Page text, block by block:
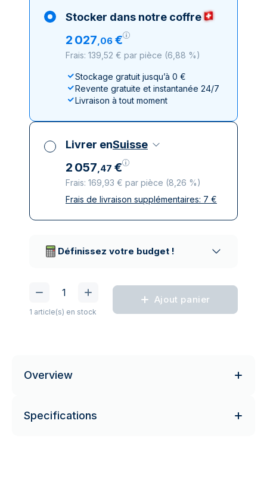
Stocker dans notre coffre
2 027,06 €
Frais: 139,52 € par pièce (6,88 %)
Stockage gratuit jusqu’à 0 €
Revente gratuite et instantanée 24/7
Livraison à tout moment
Livrer enSuisse
2 057,47 €
Frais: 169,93 € par pièce (8,26 %)
Toutes taxes comprises
Frais de livraison supplémentaires: 7 €
Définissez votre budget !
1 article(s) en stock
Ajout panier
Overview
Specifications